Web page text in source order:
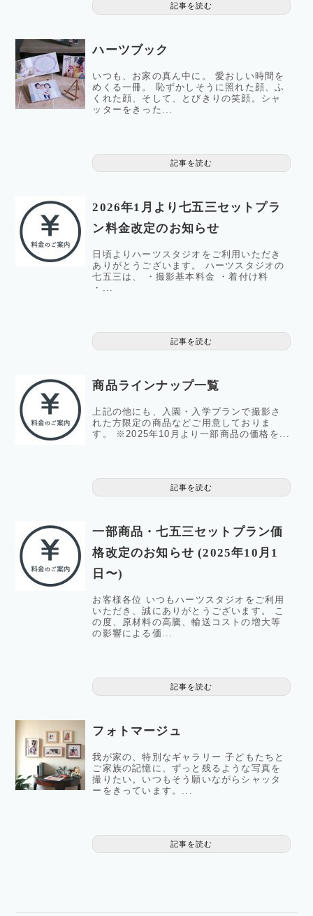
記事を読む
ハーツブック
いつも、お家の真ん中に。 愛おしい時間を
めくる一冊。 恥ずかしそうに照れた顔、ふ
くれた顔、そして、とびきりの笑顔。シャ
ッターをきった...
記事を読む
2026年1月より七五三セットプラ
ン料金改定のお知らせ
日頃よりハーツスタジオをご利用いただき
ありがとうございます。 ハーツスタジオの
七五三は、 ・撮影基本料金 ・着付け料
・...
記事を読む
商品ラインナップ一覧
上記の他にも、入園・入学プランで撮影さ
れた方限定の商品などご用意しておりま
す。 ※2025年10月より一部商品の価格を...
記事を読む
一部商品・七五三セットプラン価
格改定のお知らせ (2025年10月1
日〜)
お客様各位 いつもハーツスタジオをご利用
いただき、誠にありがとうございます。 こ
の度、原材料の高騰、輸送コストの増大等
の影響による価...
記事を読む
フォトマージュ
我が家の、特別なギャラリー 子どもたちと
ご家族の記憶に、ずっと残るような写真を
撮りたい。いつもそう願いながらシャッタ
ーをきっています。...
記事を読む